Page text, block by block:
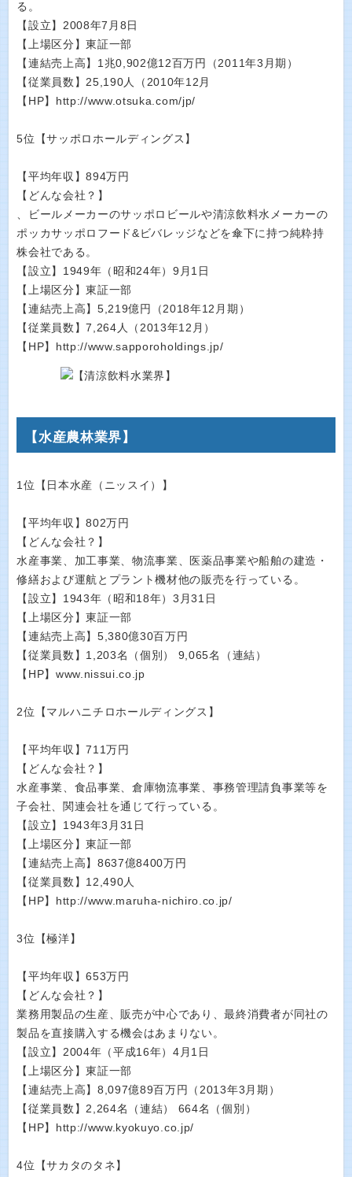
る。
【設立】2008年7月8日
【上場区分】東証一部
【連結売上高】1兆0,902億12百万円（2011年3月期）
【従業員数】25,190人（2010年12月
【HP】http://www.otsuka.com/jp/
5位【サッポロホールディングス】
【平均年収】894万円
【どんな会社？】
、ビールメーカーのサッポロビールや清涼飲料水メーカーの
ポッカサッポロフード&ビバレッジなどを傘下に持つ純粋持
株会社である。
【設立】1949年（昭和24年）9月1日
【上場区分】東証一部
【連結売上高】5,219億円（2018年12月期）
【従業員数】7,264人（2013年12月）
【HP】http://www.sapporoholdings.jp/
【水産農林業界】
1位【日本水産（ニッスイ）】
【平均年収】802万円
【どんな会社？】
水産事業、加工事業、物流事業、医薬品事業や船舶の建造・
修繕および運航とプラント機材他の販売を行っている。
【設立】1943年（昭和18年）3月31日
【上場区分】東証一部
【連結売上高】5,380億30百万円
【従業員数】1,203名（個別） 9,065名（連結）
【HP】www.nissui.co.jp
2位【マルハニチロホールディングス】
【平均年収】711万円
【どんな会社？】
水産事業、食品事業、倉庫物流事業、事務管理請負事業等を
子会社、関連会社を通じて行っている。
【設立】1943年3月31日
【上場区分】東証一部
【連結売上高】8637億8400万円
【従業員数】12,490人
【HP】http://www.maruha-nichiro.co.jp/
3位【極洋】
【平均年収】653万円
【どんな会社？】
業務用製品の生産、販売が中心であり、最終消費者が同社の
製品を直接購入する機会はあまりない。
【設立】2004年（平成16年）4月1日
【上場区分】東証一部
【連結売上高】8,097億89百万円（2013年3月期）
【従業員数】2,264名（連結） 664名（個別）
【HP】http://www.kyokuyo.co.jp/
4位【サカタのタネ】